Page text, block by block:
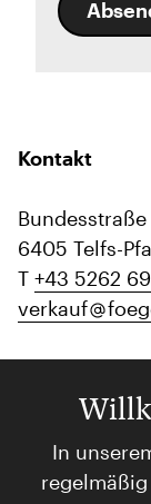
Kontakt
Bundesstraße
6405 Telfs-
T +43 5262
verkauf
In